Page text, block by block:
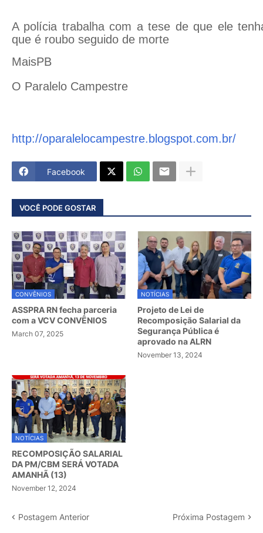
A polícia trabalha com a tese de que ele
que é roubo seguido de morte
MaisPB
O Paralelo Campestre
http://oparalelocampestre.blogspot.com.br/
Facebook
VOCÊ PODE GOSTAR
CONVÊNIOS
ASSPRA RN fecha parceria
com a VCV CONVÊNIOS
March 07, 2025
NOTÍCIAS
Projeto de Lei de
Recomposição Salarial da
Segurança Pública é
aprovado na ALRN
November 13, 2024
NOTÍCIAS
RECOMPOSIÇÃO SALARIAL
DA PM/CBM SERÁ VOTADA
AMANHÃ (13)
November 12, 2024
Postagem Anterior Próxima Postagem